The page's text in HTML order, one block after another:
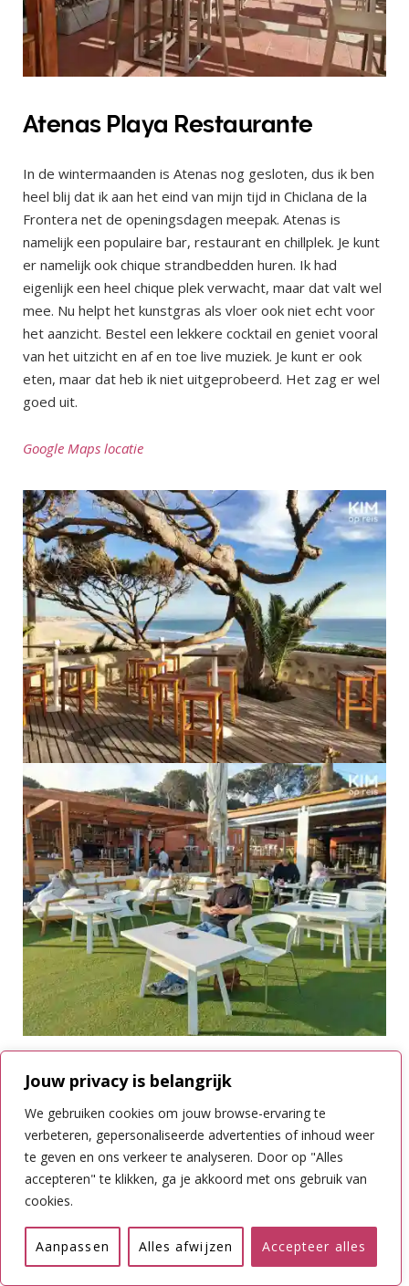
Jouw privacy is belangrijk
We gebruiken cookies om jouw browse-ervaring te
verbeteren, gepersonaliseerde advertenties of inhoud weer
te geven en ons verkeer te analyseren. Door op "Alles
accepteren" te klikken, ga je akkoord met ons gebruik van
cookies.
Aanpassen Alles afwijzen Accepteer alles
Atenas Playa Restaurante
In de wintermaanden is Atenas nog gesloten, dus ik ben
heel blij dat ik aan het eind van mijn tijd in Chiclana de la
Frontera net de openingsdagen meepak. Atenas is
namelijk een populaire bar, restaurant en chillplek. Je kunt
er namelijk ook chique strandbedden huren. Ik had
eigenlijk een heel chique plek verwacht, maar dat valt wel
mee. Nu helpt het kunstgras als vloer ook niet echt voor
het aanzicht. Bestel een lekkere cocktail en geniet vooral
van het uitzicht en af en toe live muziek. Je kunt er ook
eten, maar dat heb ik niet uitgeprobeerd. Het zag er wel
goed uit.
Google Maps locatie
El Arbol Tapas
Zo vanaf de buitenkant had ik zo mijn twijfels bij El Arbol
Tapas maar potverdikkie wat heb ik hier lekker gegeten.
Je kunt hier alle standaardtapas gerechten krijgen, maar
dan wel nét even anders. Chique tapas noem ik het maar.
Het restaurant ligt aan de straat achter het strand. Echt
een aanrader in Chiclana de la Frontera!